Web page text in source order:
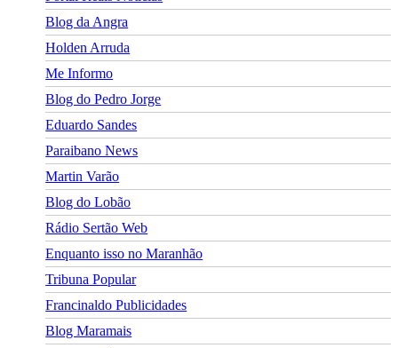
Blog da Angra
Holden Arruda
Me Informo
Blog do Pedro Jorge
Eduardo Sandes
Paraibano News
Martin Varão
Blog do Lobão
Rádio Sertão Web
Enquanto isso no Maranhão
Tribuna Popular
Francinaldo Publicidades
Blog Maramais